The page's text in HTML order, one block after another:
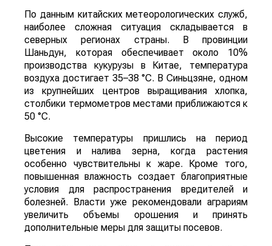
По данным китайских метеорологических служб,
наиболее сложная ситуация складывается в
северных регионах страны. В провинции
Шаньдун, которая обеспечивает около 10%
производства кукурузы в Китае, температура
воздуха достигает 35–38 °C. В Синьцзяне, одном
из крупнейших центров выращивания хлопка,
столбики термометров местами приближаются к
50 °C.
Высокие температуры пришлись на период
цветения и налива зерна, когда растения
особенно чувствительны к жаре. Кроме того,
повышенная влажность создает благоприятные
условия для распространения вредителей и
болезней. Власти уже рекомендовали аграриям
увеличить объемы орошения и принять
дополнительные меры для защиты посевов.